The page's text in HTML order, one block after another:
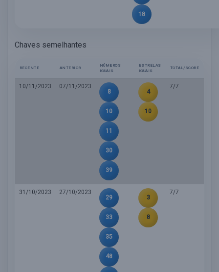
18
Chaves semelhantes
RECENTE ANTERIOR
NÚMEROS
IGUAIS
ESTRELAS
IGUAIS
TOTAL/SCORE
10/11/2023
07/11/2023
8
10
11
30
39
4
10
7/7
31/10/2023
27/10/2023
29
33
35
48
3
8
7/7